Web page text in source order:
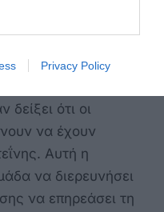
Privacy Policy
νέων
ακόμη σημαντική
ότι οι
να έχουν
Αυτή η
να διερευνήσει
να επηρεάσει τη